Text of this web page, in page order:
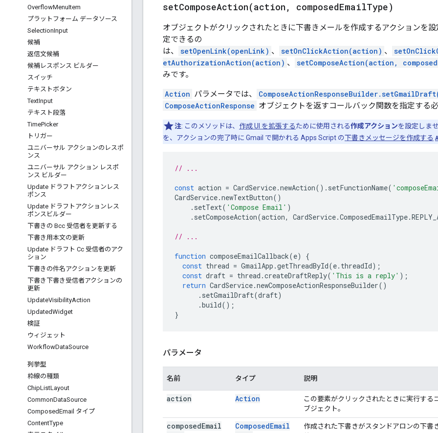
OverflowMenuItem
プラットフォーム データソース
SelectionInput
候補
返信文候補
候補レスポンス ビルダー
スイッチ
テキストボタン
TextInput
テキスト段落
TimePicker
トリガー
ユニバーサル アクションのレスポ
ンス
ユニバーサル アクション レスポ
ンス ビルダー
Update ドラフトアクションレス
ポンス
Update ドラフトアクションレス
ポンスビルダー
下書きの Bcc 受信者を更新する
下書き用本文の更新
Update ドラフト Cc 受信者のアク
ション
下書きの件名アクションを更新
下書き下書き受信者アクションの
更新
UpdateVisibilityAction
UpdatedWidget
検証
ウィジェット
WorkflowDataSource
列挙型
枠線の種類
ChipListLayout
CommonDataSource
ComposedEmail タイプ
ContentType
setComposeAction(action , composedEmailType)
オブジェクトがクリックされたときに下書きメールを作成するアクションを
定できるの
は、
setOpenLink(openLink) 、 setOnClickAction(action) 、
etAuthorizationAction(action) 、 setComposeAction(action,
みです。
Action パラメータでは、
ComposeActionResponse オブジェクトを返すコールバック関数を指定する必
注: このメソッドは、 作成 UI を拡張するために使用される作成アクションを設定しま
を、アクションの完了時に Gmail で開かれる Apps Script の下書きメッセージを作成する
// ...
const action = CardService.newAction(). setFunctionName(
CardService.newTextButton()
. setText( 'Compose Email' )
. setComposeAction(action, CardService.ComposedEmailType.
// ...
function composeEmailCallback(e)
{
const thread = GmailApp .getThreadById(e. threadId);
const draft = thread .createDraftReply( 'This is a reply' );
return CardService.newComposeActionResponseBuilder()
. setGmailDraft(draft)
.build();
}
パラメータ
名前 タイプ 説明
action Action
この要素がクリックされたときに実行する
ブジェクト。
composedEmail
ComposedEmail
作成された下書きがスタンドアロンの下書